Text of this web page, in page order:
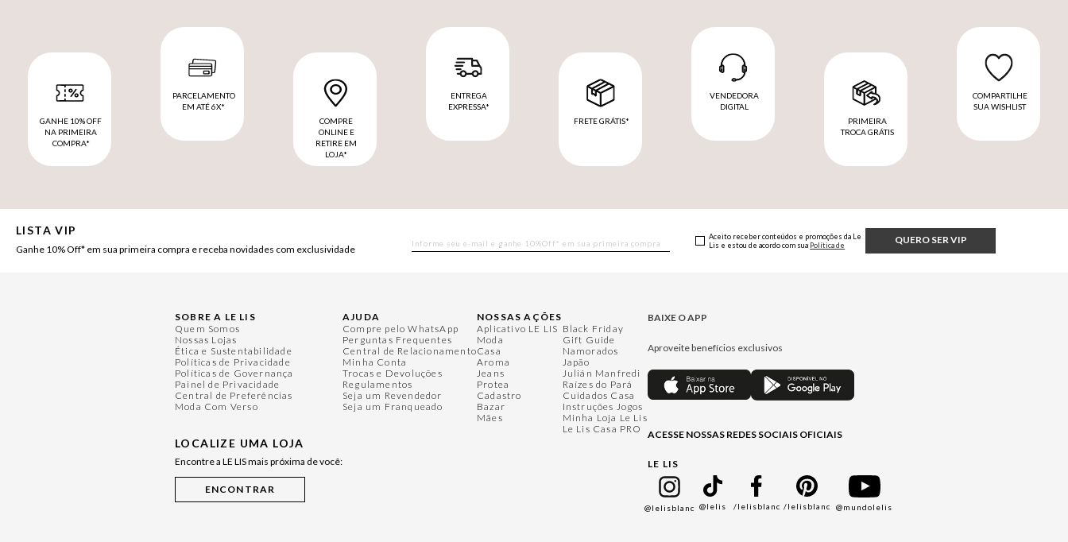
GANHE 10% OFF
NA PRIMEIRA
COMPRA*
PARCELAMENTO
EM ATÉ 6X*
COMPRE
ONLINE E
RETIRE EM
LOJA*
ENTREGA
EXPRESSA*
FRETE GRÁTIS*
VENDEDORA
DIGITAL
PRIMEIRA
TROCA GRÁTIS
COMPARTILHE
SUA WISHLIST
LISTA VIP
Ganhe 10% Off* em sua primeira compra e receba novidades com exclusividade
QUERO SER VIP
Aceito receber conteúdos e promoções da Le
Lis e estou de acordo com sua Política de
SOBRE A LE LIS
Quem Somos
Nossas Lojas
Ética e Sustentabilidade
Políticas de Privacidade
Políticas de Governança
Painel de Privacidade
Central de Preferências
Moda Com Verso
LOCALIZE UMA LOJA
Encontre a LE LIS mais próxima de você:
AJUDA
Compre pelo WhatsApp
Perguntas Frequentes
Central de Relacionamento
Minha Conta
Trocas e Devoluções
Regulamentos
Seja um Revendedor
Seja um Franqueado
NOSSAS AÇÕES
Aplicativo LE LIS
Moda
Casa
Aroma
Jeans
Protea
Cadastro
Bazar
Mães
Black Friday
Gift Guide
Namorados
Japão
Julián Manfredi
Raízes do Pará
Cuidados Casa
Instruções Jogos
Minha Loja Le Lis
Le Lis Casa PRO
BAIXE O APP
Aproveite benefícios exclusivos
ACESSE NOSSAS REDES SOCIAIS OFICIAIS
LE LIS
@lelisblanc @lelis /lelisblanc /lelisblanc @mundolelis